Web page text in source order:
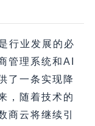
行业发展的必
管理系统和AI
了一条实现降
，随着技术的
商云将继续引